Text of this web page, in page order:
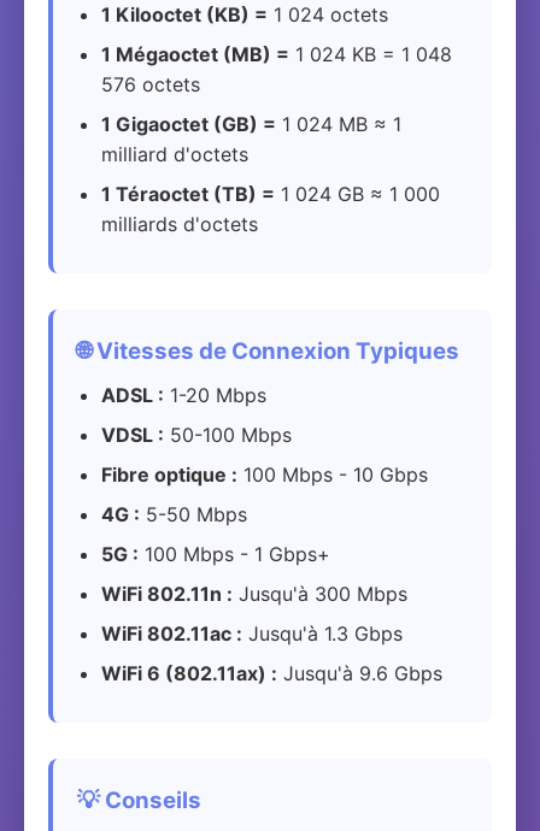
1 Kilooctet (KB) = 1 024 octets
1 Mégaoctet (MB) = 1 024 KB = 1 048
576 octets
1 Gigaoctet (GB) = 1 024 MB ≈ 1
milliard d'octets
1 Téraoctet (TB) = 1 024 GB ≈ 1 000
milliards d'octets
🌐 Vitesses de Connexion Typiques
ADSL : 1-20 Mbps
VDSL : 50-100 Mbps
Fibre optique : 100 Mbps - 10 Gbps
4G : 5-50 Mbps
5G : 100 Mbps - 1 Gbps+
WiFi 802.11n : Jusqu'à 300 Mbps
WiFi 802.11ac : Jusqu'à 1.3 Gbps
WiFi 6 (802.11ax) : Jusqu'à 9.6 Gbps
💡 Conseils